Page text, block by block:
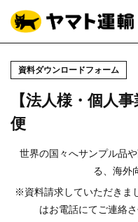
資料ダウンロードフォーム
【法人様・個人
便
世界の国々へサンプル品
る、海外
※資料請求していただきま
はお電話にてご連絡